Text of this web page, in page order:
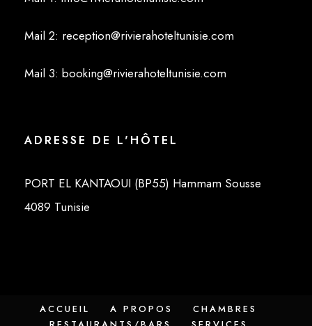
Mail 2: reception@rivierahoteltunisie.com
Mail 3: booking@rivierahoteltunisie.com
ADRESSE DE L'HÔTEL
PORT EL KANTAOUI (BP55) Hammam Sousse
4089 Tunisie
ACCUEIL A PROPOS
CHAMBRES